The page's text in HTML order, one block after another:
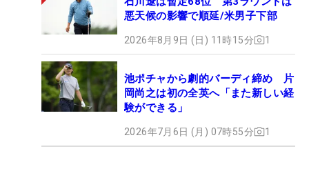
悪天候の影響で順延/米男子下部
2026年8月9日 (日) 11時15分 1
池ポチャから劇的バーディ締め 片
岡尚之は初の全英へ「また新しい経
験ができる」
2026年7月6日 (月) 07時55分 1